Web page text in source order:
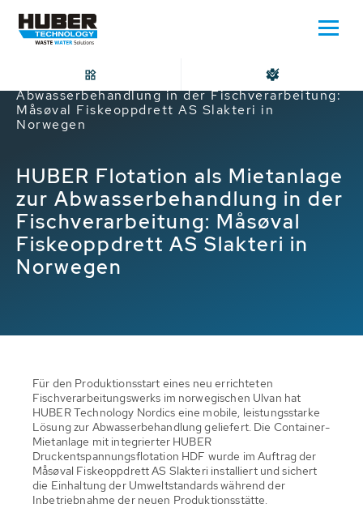
HUBER Flotation als Mietanlage zur
Abwasserbehandlung in der Fischverarbeitung:
Måsøval Fiskeoppdrett AS Slakteri in
Norwegen
HUBER Flotation als Mietanlage
zur Abwasserbehandlung in der
Fischverarbeitung: Måsøval
Fiskeoppdrett AS Slakteri in
Norwegen
Für den Produktionsstart eines neu errichteten
Fischverarbeitungswerks im norwegischen Ulvan hat
HUBER Technology Nordics eine mobile, leistungsstarke
Lösung zur Abwasserbehandlung geliefert. Die Container-
Mietanlage mit integrierter HUBER
Druckentspannungsflotation HDF wurde im Auftrag der
Måsøval Fiskeoppdrett AS Slakteri installiert und sichert
die Einhaltung der Umweltstandards während der
Inbetriebnahme der neuen Produktionsstätte.